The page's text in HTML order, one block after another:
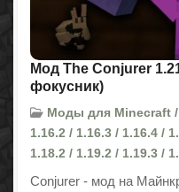
Мод The Conjurer
фокусник)
Моды для Minecraft
1.16.2 / 1.16.3 / 1.16.4 /
1.18.2 / 1.19.2 / 1.19.3 /
Conjurer - мод на